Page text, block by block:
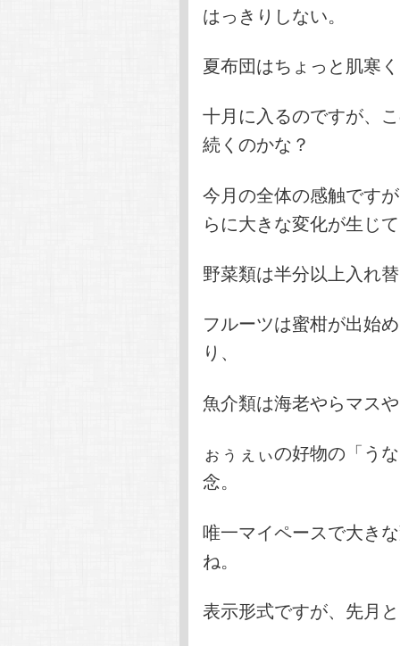
はっきりしない。
夏布団はちょっと肌寒
十月に入るのですが、
続くのかな？
今月の全体の感触です
らに大きな変化が生じ
野菜類は半分以上入れ
フルーツは蜜柑が出始
り、
魚介類は海老やらマス
ぉぅぇぃの好物の「う
念。
唯一マイペースで大き
ね。
表示形式ですが、先月